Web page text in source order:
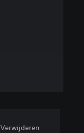
Verwijderen